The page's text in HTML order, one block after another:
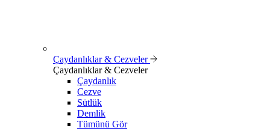
Çaydanlıklar & Cezveler
Çaydanlıklar & Cezveler
Çaydanlık
Cezve
Sütlük
Demlik
Tümünü Gör